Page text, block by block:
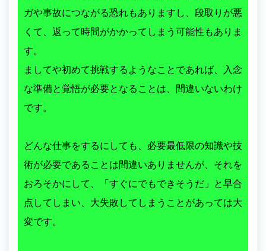
ガや事故につながる恐れもありますし、段取りが悪
くて、返って時間がかかってしまう可能性もありま
す。
ましてや初めて挑戦するようなことであれば、入念
な準備と覚悟が必要となることは、間違いないわけ
です。
どんな仕事をするにしても、必要最低限の知識や技
術が必要であることは間違いありませんが、それを
おろそかにして、「すぐにでもできそうだ」と早合
点してしまい、大失敗してしまうことがあっては大
変です。